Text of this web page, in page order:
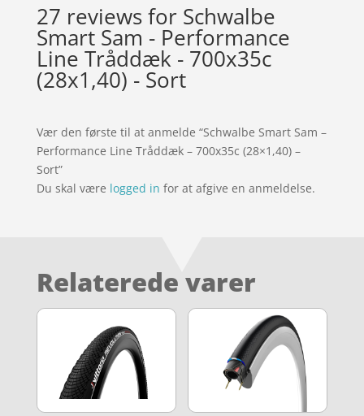
27 reviews for Schwalbe
Smart Sam - Performance
Line Tråddæk - 700x35c
(28x1,40) - Sort
Vær den første til at anmelde “Schwalbe Smart Sam –
Performance Line Tråddæk – 700x35c (28×1,40) –
Sort”
Du skal være logged in for at afgive en anmeldelse.
Relaterede varer